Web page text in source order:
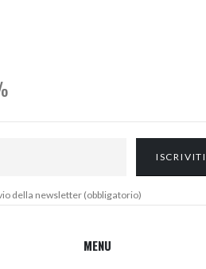
della newsletter (obbligatorio)
MENU